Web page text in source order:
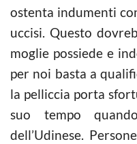
ostenta indumenti
uccisi. Questo
moglie possiede e
per noi basta a
la pelliccia porta
suo tempo
dell’Udinese.